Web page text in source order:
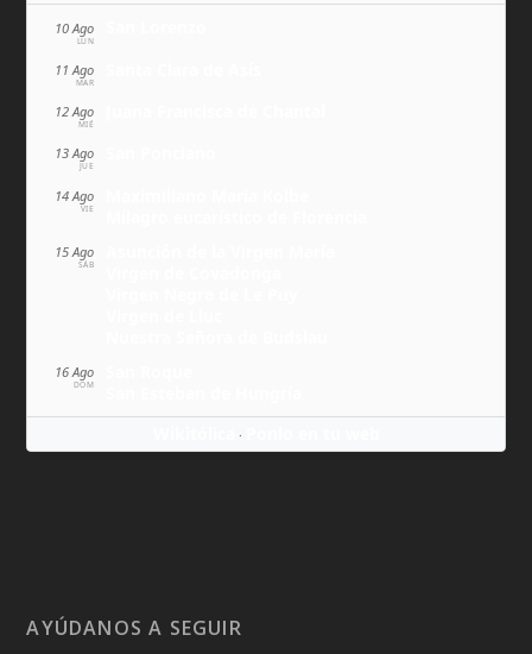
10 Ago
LUN
11 Ago
MAR
12 Ago
MIÉ
13 Ago
JUE
14 Ago
VIE
15 Ago
SÁB
16 Ago
DOM
·
AYÚDANOS A SEGUIR